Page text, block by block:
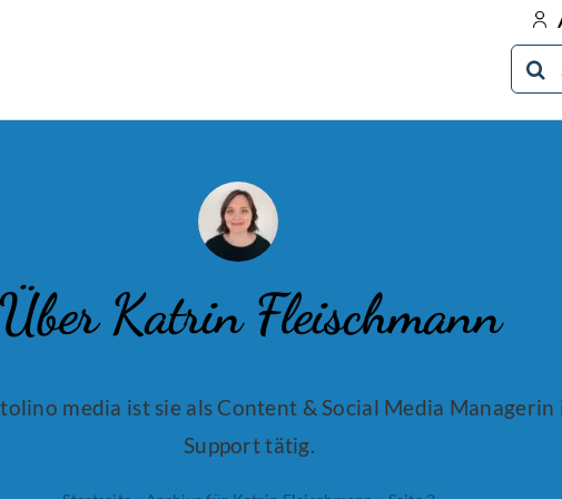
nach:
Über Katrin Fleischmann
media ist sie als Content & Social Media
Support tätig.